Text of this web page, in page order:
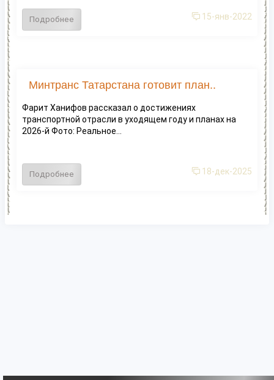
Подробнее 15-янв-2022
Минтранс Татарстана готовит план..
Фарит Ханифов рассказал о достижениях
транспортной отрасли в уходящем году и планах на
2026-й Фото: Реальное...
Подробнее 18-дек-2025